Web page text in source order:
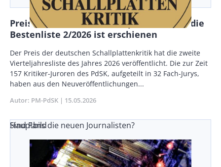
Preis der deutschen Schallplattenkritik: die
Bestenliste 2/2026 ist erschienen
Body
Der Preis der deutschen Schallplattenkritik hat die zweite
Vierteljahresliste des Jahres 2026 veröffentlicht. Die zur Zeit
157 Kritiker-Juroren des PdSK, aufgeteilt in 32 Fach-Jurys,
haben aus den Neuveröffentlichungen...
Autor PM-PdSK Publikationsdatum
15.05.2026
Sind Fans die neuen Journalisten?
Hauptbild